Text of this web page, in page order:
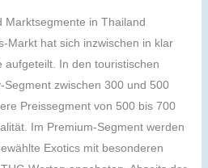
Marktsegmente in Thailand
Markt hat sich inzwischen in klar
In den touristischen
zwischen 300 und 500
Preissegment von 500 bis 700
Im Premium-Segment werden
Exotics mit besonderen